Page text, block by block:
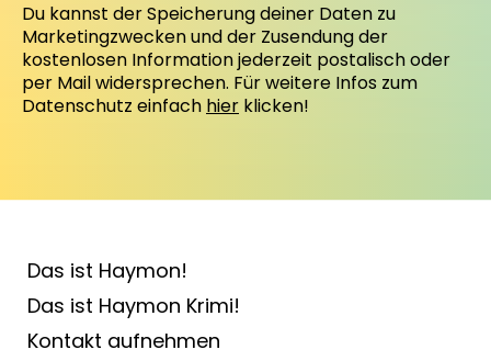
Du kannst der Speicherung deiner Daten zu
Marketingzwecken und der Zusendung der
kostenlosen Information jederzeit postalisch oder
per Mail widersprechen. Für weitere Infos zum
Datenschutz einfach hier klicken!
Das ist Haymon!
Das ist Haymon Krimi!
Kontakt aufnehmen